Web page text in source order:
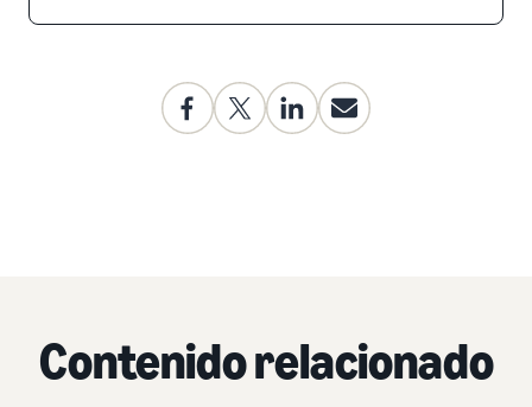
Contenido relacionado